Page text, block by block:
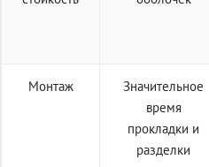
Монтаж
Значительное
время
прокладки и
разделки